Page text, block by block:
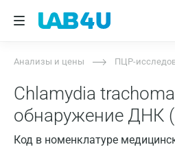
Анализы и цены ПЦР-
Chlamydia
обнаружение ДНК
Код в номенклатуре